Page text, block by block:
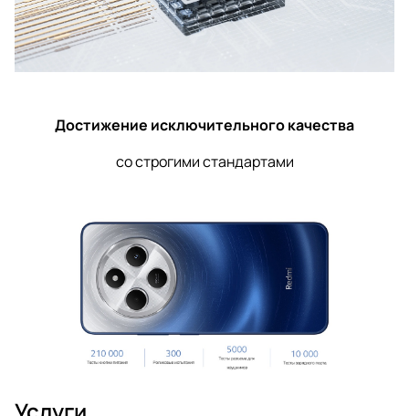
Достижение исключительного качества
со строгими стандартами